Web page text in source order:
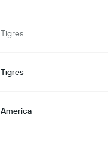
Tigres
Tigres
America